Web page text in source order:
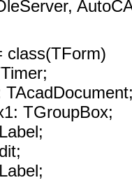
class(TForm)
TGroupBox;